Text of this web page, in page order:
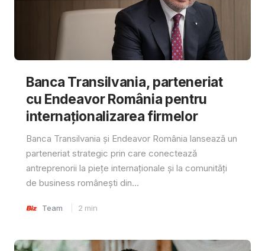
Banca Transilvania, parteneriat
cu Endeavor România pentru
internaționalizarea firmelor
Banca Transilvania și Endeavor România lansează un
parteneriat strategic prin care conectează
antreprenorii la piețe internaționale și la comunități
de business românești din...
Team 2 min